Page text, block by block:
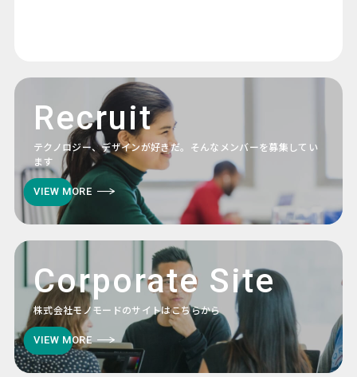
Recruit
テクノロジー、デザインが好きだ。そんなメンバーを募集してい
ます
VIEW MORE
Corporate Site
株式会社モノモードのサイトはこちらから
VIEW MORE